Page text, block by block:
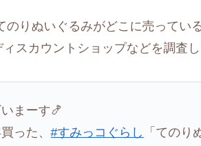
のりぬいぐるみがどこに売ってい
スカウントショップなどを調査し
まーす🍤
った、#すみっコぐらし
「ての